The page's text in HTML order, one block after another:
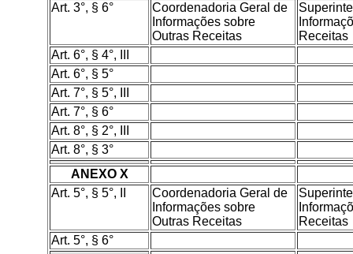
Art. 3°, § 6°
Coordenadoria Geral de
Informações sobre
Outras Receitas
Receitas
Art. 6°, § 4°, III
Art. 6°, § 5°
Art. 7°, § 5°, III
Art. 7°, § 6°
Art. 8°, § 2°, III
Art. 8°, § 3°
ANEXO X
Art. 5°, § 5°, II
Coordenadoria Geral de
Informações sobre
Outras Receitas
Receitas
Art. 5°, § 6°